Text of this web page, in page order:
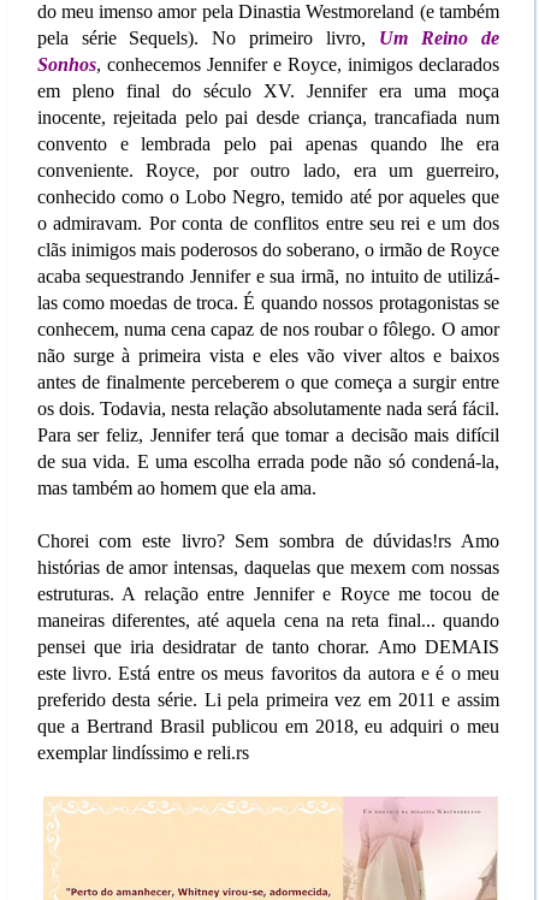
do meu imenso amor pela Dinastia Westmoreland (e também
pela série Sequels). No primeiro livro, Um Reino de
Sonhos, conhecemos Jennifer e Royce, inimigos declarados
em pleno final do século XV. Jennifer era uma moça
inocente, rejeitada pelo pai desde criança, trancafiada num
convento e lembrada pelo pai apenas quando lhe era
conveniente. Royce, por outro lado, era um guerreiro,
conhecido como o Lobo Negro, temido até por aqueles que
o admiravam. Por conta de conflitos entre seu rei e um dos
clãs inimigos mais poderosos do soberano, o irmão de Royce
acaba sequestrando Jennifer e sua irmã, no intuito de utilizá-
las como moedas de troca. É quando nossos protagonistas se
conhecem, numa cena capaz de nos roubar o fôlego. O amor
não surge à primeira vista e eles vão viver altos e baixos
antes de finalmente perceberem o que começa a surgir entre
os dois. Todavia, nesta relação absolutamente nada será fácil.
Para ser feliz, Jennifer terá que tomar a decisão mais difícil
de sua vida. E uma escolha errada pode não só condená-la,
mas também ao homem que ela ama.
Chorei com este livro? Sem sombra de dúvidas!rs Amo
histórias de amor intensas, daquelas que mexem com nossas
estruturas. A relação entre Jennifer e Royce me tocou de
maneiras diferentes, até aquela cena na reta final... quando
pensei que iria desidratar de tanto chorar. Amo DEMAIS
este livro. Está entre os meus favoritos da autora e é o meu
preferido desta série. Li pela primeira vez em 2011 e assim
que a Bertrand Brasil publicou em 2018, eu adquiri o meu
exemplar lindíssimo e reli.rs